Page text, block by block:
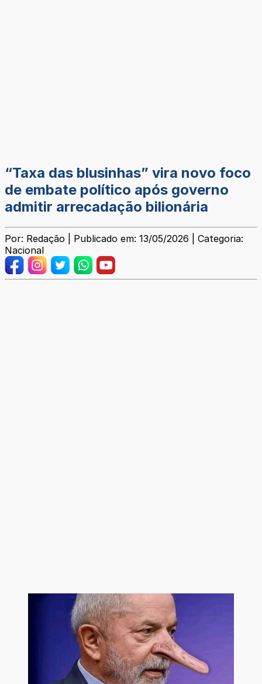
“Taxa das blusinhas” vira novo foco
de embate político após governo
admitir arrecadação bilionária
Por: Redação | Publicado em: 13/05/2026 | Categoria:
Nacional